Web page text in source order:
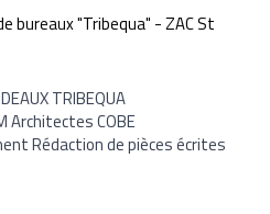
bureaux "Tribequa" - ZAC St
TRIBEQUA
Architectes COBE
Rédaction de pièces écrites